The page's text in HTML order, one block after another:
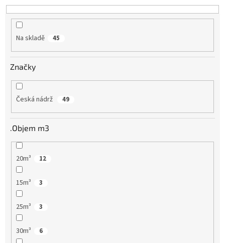
t
ů
Na skladě 45
Značky
Česká nádrž 49
.Objem m3
20m³ 12
15m³ 3
25m³ 3
30m³ 6